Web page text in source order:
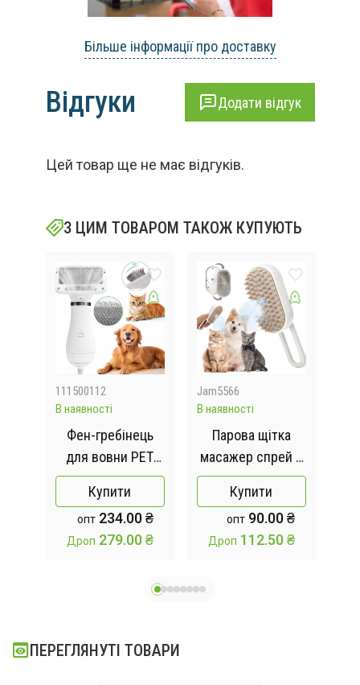
Більше інформації про доставку
Відгуки Додати відгук
Цей товар ще не має відгуків.
З ЦИМ ТОВАРОМ ТАКОЖ КУПУЮТЬ
111500112
В наявності
Фен-гребінець
для вовни PET
GROOMING DRYER
(WN-10)
Купити
опт234.00 ₴
Дроп 279.00 ₴
Jam5566
В наявності
Парова щітка
масажер спрей 3
в 1 PET SPRAY
MASSAGE BRUSH
для вичісування
собак та кішок з
розпилювачем з
Купити
опт90.00 ₴
Дроп 112.50 ₴
ПЕРЕГЛЯНУТІ ТОВАРИ